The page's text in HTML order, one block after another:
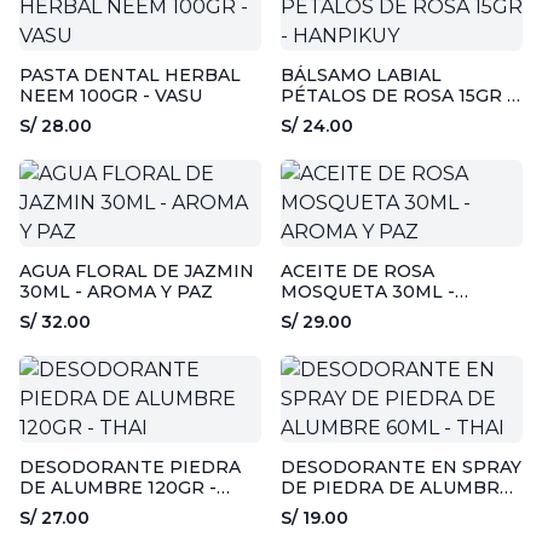
PASTA DENTAL HERBAL
NEEM 100GR - VASU
S/ 28.00
BÁLSAMO LABIAL
PÉTALOS DE ROSA 15GR -
HANPIKUY
S/ 24.00
AGUA FLORAL DE JAZMIN
30ML - AROMA Y PAZ
S/ 32.00
ACEITE DE ROSA
MOSQUETA 30ML -
AROMA Y PAZ
S/ 29.00
DESODORANTE PIEDRA
DE ALUMBRE 120GR -
THAI
S/ 27.00
DESODORANTE EN SPRAY
DE PIEDRA DE ALUMBRE
60ML - THAI
S/ 19.00